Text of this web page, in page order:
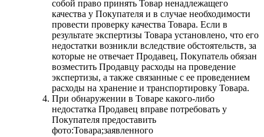
собой право принять Товар ненадлежащего
качества у Покупателя и в случае необходимости
провести проверку качества Товара. Если в
результате экспертизы Товара установлено, что его
недостатки возникли вследствие обстоятельств, за
которые не отвечает Продавец, Покупатель обязан
возместить Продавцу расходы на проведение
экспертизы, а также связанные с ее проведением
расходы на хранение и транспортировку Товара.
При обнаружении в Товаре какого-либо
недостатка Продавец вправе потребовать у
Покупателя предоставить
фото:Товара;заявленного